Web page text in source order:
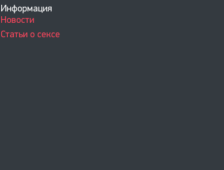
Информация
Новости
Статьи о сексе